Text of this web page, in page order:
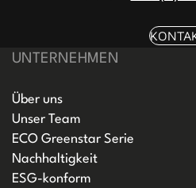
UNTERNEHMEN
Über uns
Unser Team
ECO Greenstar Serie
Nachhaltigkeit
ESG-konform